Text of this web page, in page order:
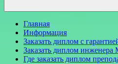
Главная
Информация
Заказать диплом с
Заказать диплом инженера
Где заказать диплом